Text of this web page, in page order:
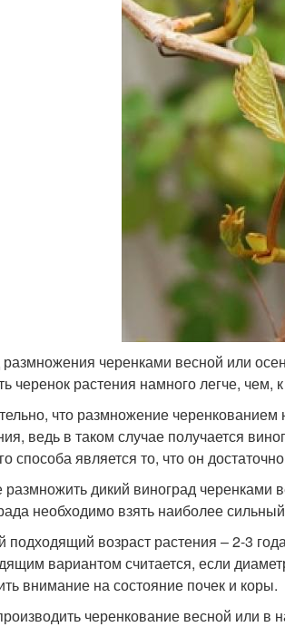
черенками весной или
черенок растения намного легче, чем,
что размножение
ведь в таком случае получается
способа является то, что он
размножить дикий виноград черенками
необходимо взять наиболее
возраст растения – 2-3
вариантом считается, если
внимание на состояние почек и коры.
черенкование весной или в